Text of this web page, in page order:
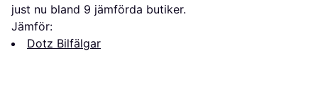
just nu bland 9 jämförda butiker.
Jämför:
Dotz Bilfälgar